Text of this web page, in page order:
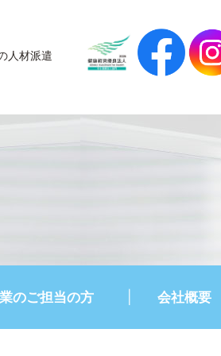
人材派遣
のご担当の方 会社概要